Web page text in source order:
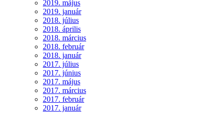
2019. május
2019. január
2018. július
2018. április
2018. március
2018. február
2018. január
2017. július
2017. június
2017. május
2017. március
2017. február
2017. január